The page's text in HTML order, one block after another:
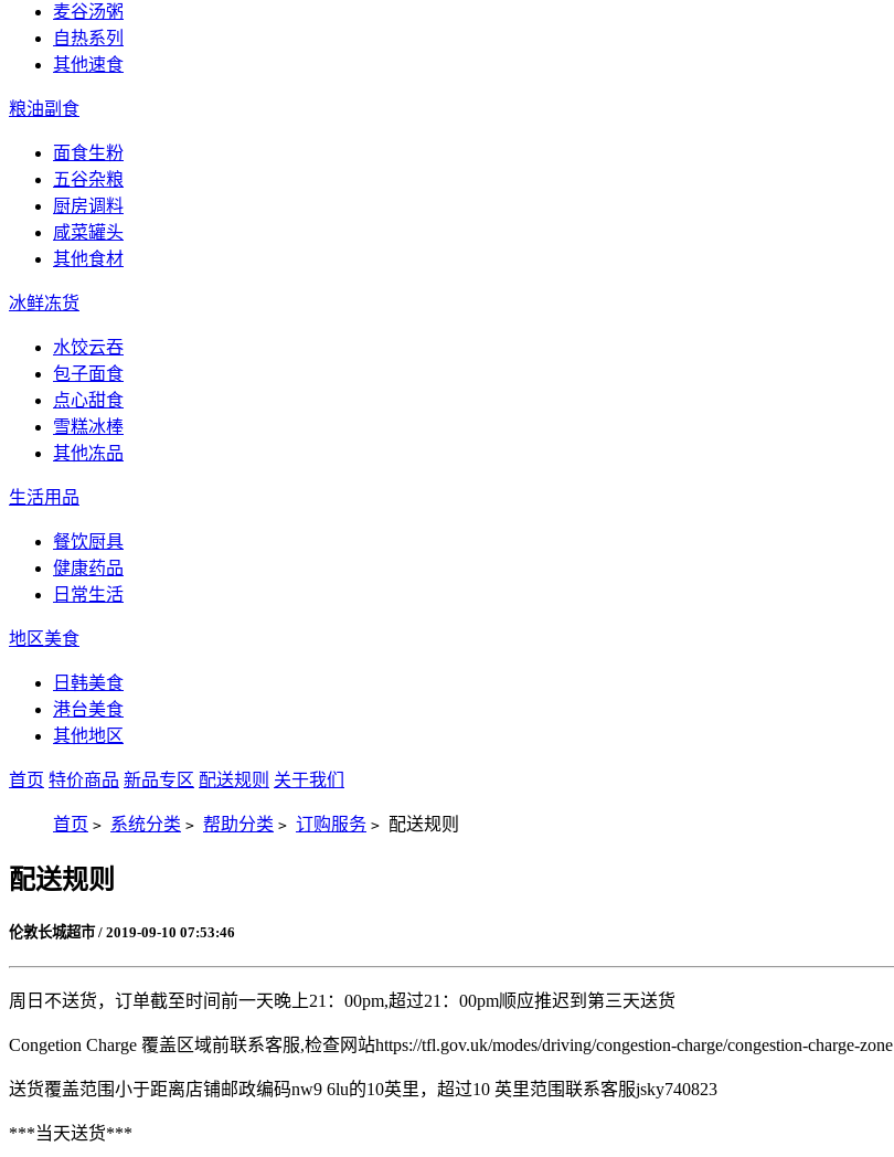
麦谷汤粥
自热系列
其他速食
粮油副食
面食生粉
五谷杂粮
厨房调料
咸菜罐头
其他食材
冰鲜冻货
水饺云吞
包子面食
点心甜食
雪糕冰棒
其他冻品
生活用品
餐饮厨具
健康药品
日常生活
地区美食
日韩美食
港台美食
其他地区
首页 特价商品 新品专区 配送规则 关于我们
首页 > 系统分类 > 帮助分类 > 订购服务 > 配送规则
配送规则
伦敦长城超市 / 2019-09-10 07:53:46
周日不送货，订单截至时间前一天晚上21：00pm,超过21：00pm顺应推迟到第三天送货
Congetion Charge 覆盖区域前联系客服,检查网站https://tfl.gov.uk/modes/driving/congestion-charge/congestion-charge-zone
送货覆盖范围小于距离店铺邮政编码nw9 6lu的10英里，超过10 英里范围联系客服jsky740823
***当天送货***